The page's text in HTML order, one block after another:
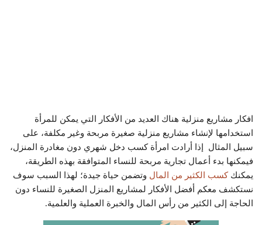
افكار مشاريع منزلية هناك العديد من الأفكار التي يمكن للمرأة
استخدامها لإنشاء مشاريع منزلية صغيرة مربحة وغير مكلفة، على
سبيل المثال إذا أرادت امرأة كسب دخل شهري دون مغادرة المنزل،
فيمكنها بدء أعمال تجارية مربحة للنساء المتوافقة بهذه الطريقة،
يمكنككسب الكثير من المال وتضمن حياة جيدة؛ لهذا السبب سوف
نستكشف معكم أفضل الأفكار لمشاريع المنزل الصغيرة للنساء دون
الحاجة إلى الكثير من رأس المال والخبرة العملية والعلمية.